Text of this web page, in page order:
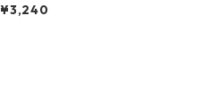
ン 高さ8cm
¥3,240